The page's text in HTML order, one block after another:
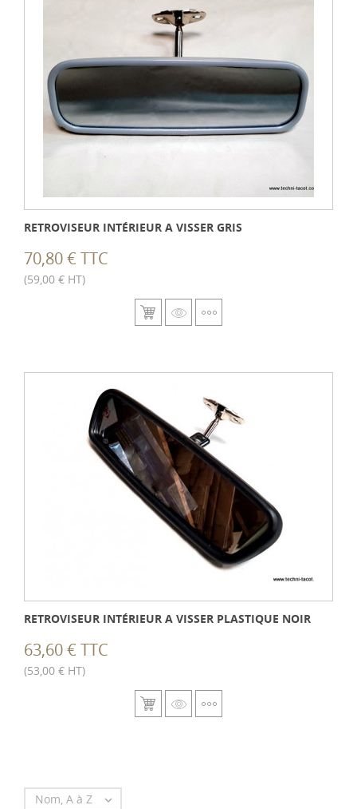
RETROVISEUR INTÉRIEUR A VISSER GRIS
70,80 € TTC
(59,00 € HT)
RETROVISEUR INTÉRIEUR A VISSER PLASTIQUE NOIR
63,60 € TTC
(53,00 € HT)
Nom, A à Z 